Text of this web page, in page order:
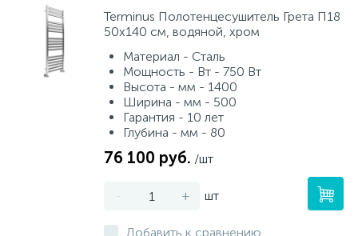
Terminus Полотенцесушитель Грета П18
50х140 см, водяной, хром
Материал - Сталь
Мощность - Вт - 750 Вт
Высота - мм - 1400
Ширина - мм - 500
Гарантия - 10 лет
Глубина - мм - 80
76 100 руб. /шт
- + шт
Добавить к сравнению